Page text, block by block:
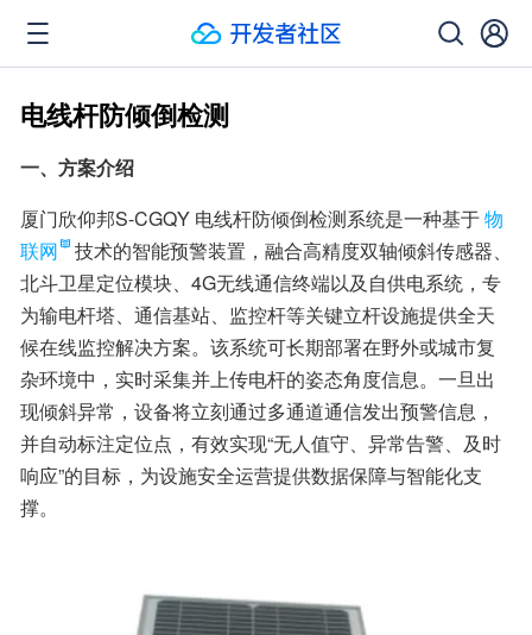
电线杆防倾倒检测
一、方案介绍
厦门欣仰邦S-CGQY 电线杆防倾倒检测系统是一种基于物
联网
技术的智能预警装置，融合高精度双轴倾斜传感器、
北斗卫星定位模块、4G无线通信终端以及自供电系统，专
为输电杆塔、通信基站、监控杆等关键立杆设施提供全天
候在线监控解决方案。该系统可长期部署在野外或城市复
杂环境中，实时采集并上传电杆的姿态角度信息。一旦出
现倾斜异常，设备将立刻通过多通道通信发出预警信息，
并自动标注定位点，有效实现“无人值守、异常告警、及时
响应”的目标，为设施安全运营提供数据保障与智能化支
撑。